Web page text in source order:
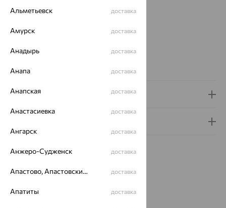
Цвет металла:
Страна происхождения:
РОССИЯ
Бренд:SOKOLOV
Вес металла:
Доставка и оплата
Похожие изделия
Альметьевск доставка
Амурск доставка
Анадырь доставка
Анапа доставка
Анапская доставка
Анастасиевка доставка
Ангарск доставка
Анжеро-Судженск доставка
Апастово, Апастовский район доставка
Апатиты доставка